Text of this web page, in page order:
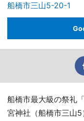
船橋市三山5-20-1
船橋市最大級の祭礼
宮神社（船橋市三山